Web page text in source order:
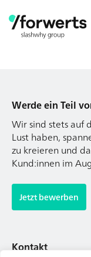
Werde ein Teil
Wir sind stets
Lust haben,
zu kreieren und
Jetzt bewerben
Tel. Zentrale: +49
E-Mail:
60311 Frankfurt
Werde ein Teil
Wir sind stets auf
Lust haben,
zu kreieren und
Kund:innen im
Jetzt bewerben
Kontakt